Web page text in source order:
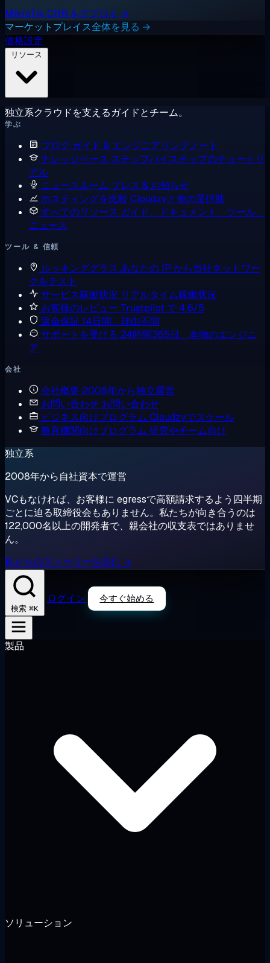
MikroTik CHR をデプロイ →
マーケットプレイス全体を見る →
価格設定
独立系クラウドを支えるガイドとチーム。
学ぶ
ブログ ガイド & エンジニアリングノート
ナレッジベース ステップバイステップのチュートリ
アル
ニュースルーム プレス & お知らせ
ホスティングを比較 Cloudzyと他の選択肢
すべてのリソース ガイド、ドキュメント、ツール、
ニュース
ツール & 信頼
ルッキンググラス あなたの IP から当社ネットワー
クをテスト
サービス稼働状況 リアルタイム稼働状況
お客様のレビュー Trustpilot で 4.6/5
返金保証 14日間、理由不問
サポートを受ける 24時間365日、本物のエンジニ
ア
会社
会社概要 2008年から独立運営
お問い合わせ お問い合わせ
ビジネス向けプログラム Cloudzyでスケール
教育機関向けプログラム 研究やチーム向け
独立系
2008年から自社資本で運営
VCもなければ、お客様に egressで高額請求するよう四半期
ごとに迫る取締役会もありません。私たちが向き合うのは
122,000名以上の開発者で、親会社の収支表ではありませ
ん。
私たちのストーリーを読む →
検索 ⌘K
ログイン 今すぐ始める
製品
ソリューション